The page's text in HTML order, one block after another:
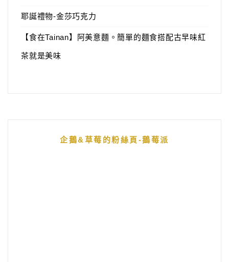
耶誕禮物-金莎巧克力
【食在Tainan】阿美意麵。簡單的麵食搭配古早味紅
茶就是美味
企鵝&草莓的粉絲頁-鵝莓派